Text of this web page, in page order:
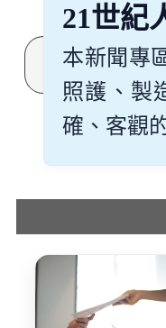
失聯協尋
21世紀
本新聞專
照護、製
確、客觀